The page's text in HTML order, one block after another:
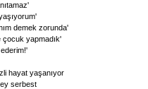
demek zorunda'
yapmadık'
hayat yaşanıyor
serbest